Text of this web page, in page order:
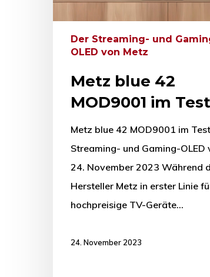
Der Streaming- und
OLED von Metz
Metz blue 42
MOD9001 im Test
Metz blue 42 MOD9001 im
Streaming- und Gaming-OLED
24. November 2023 Während
Hersteller Metz in erster Linie
hochpreisige TV-Geräte…
24. November 2023